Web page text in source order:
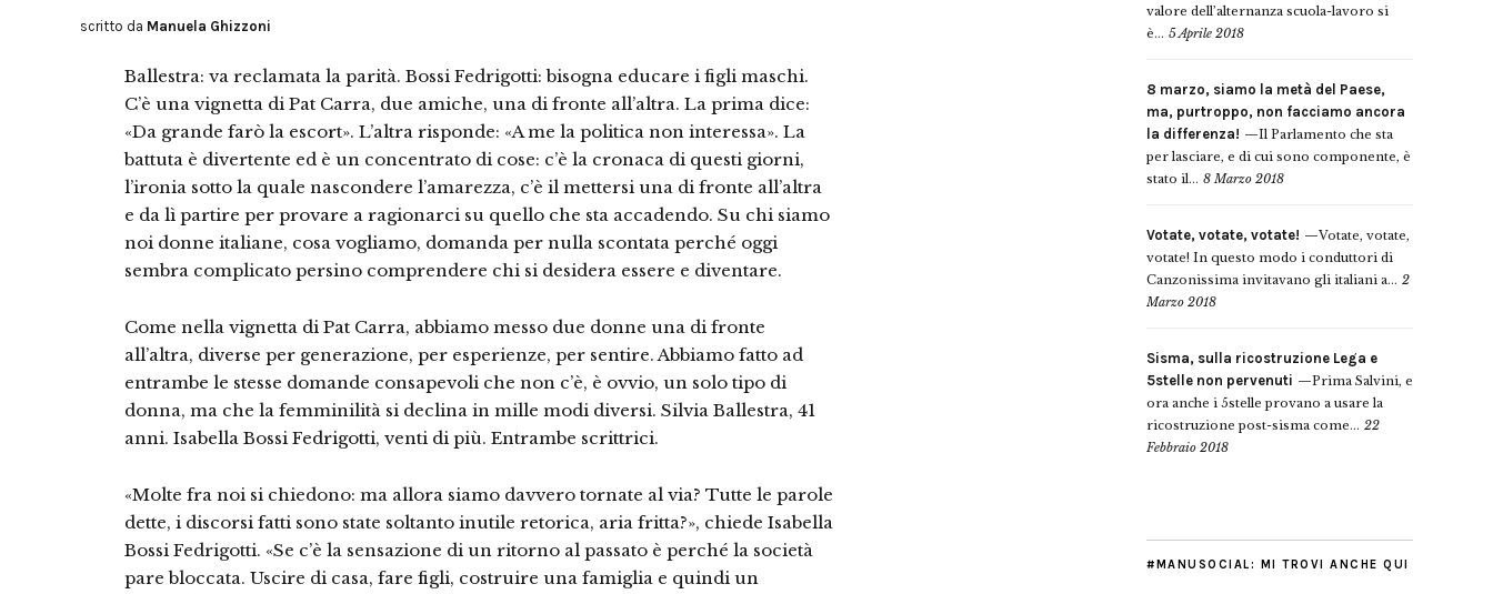
scritto da Manuela Ghizzoni
Ballestra: va reclamata la parità. Bossi Fedrigotti: bisogna educare i figli maschi.
C’è una vignetta di Pat Carra, due amiche, una di fronte all’altra. La prima dice:
«Da grande farò la escort». L’altra risponde: «A me la politica non interessa». La
battuta è divertente ed è un concentrato di cose: c’è la cronaca di questi giorni,
l’ironia sotto la quale nascondere l’amarezza, c’è il mettersi una di fronte all’altra
e da lì partire per provare a ragionarci su quello che sta accadendo. Su chi siamo
noi donne italiane, cosa vogliamo, domanda per nulla scontata perché oggi
sembra complicato persino comprendere chi si desidera essere e diventare.
Come nella vignetta di Pat Carra, abbiamo messo due donne una di fronte
all’altra, diverse per generazione, per esperienze, per sentire. Abbiamo fatto ad
entrambe le stesse domande consapevoli che non c’è, è ovvio, un solo tipo di
donna, ma che la femminilità si declina in mille modi diversi. Silvia Ballestra, 41
anni. Isabella Bossi Fedrigotti, venti di più. Entrambe scrittrici.
«Molte fra noi si chiedono: ma allora siamo davvero tornate al via? Tutte le parole
dette, i discorsi fatti sono state soltanto inutile retorica, aria fritta?», chiede Isabella
Bossi Fedrigotti. «Se c’è la sensazione di un ritorno al passato è perché la società
pare bloccata. Uscire di casa, fare figli, costruire una famiglia e quindi un
valore dell’alternanza scuola-lavoro si
è... 5 Aprile 2018
8 marzo, siamo la metà del Paese,
ma, purtroppo, non facciamo ancora
la differenza!
Il Parlamento che sta
per lasciare, e di cui sono componente, è
stato il... 8 Marzo 2018
Votate, votate, votate!
Votate, votate,
votate! In questo modo i conduttori di
Canzonissima invitavano gli italiani a... 2
Marzo 2018
Sisma, sulla ricostruzione Lega e
5stelle non pervenuti
Prima Salvini, e
ora anche i 5stelle provano a usare la
ricostruzione post-sisma come... 22
Febbraio 2018
#MANUSOCIAL: MI TROVI ANCHE QUI